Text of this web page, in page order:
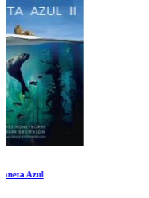
La batalla